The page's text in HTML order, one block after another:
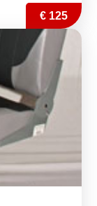
€ 125